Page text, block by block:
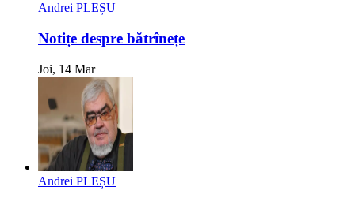
Andrei PLEȘU
Notițe despre bătrînețe
Joi, 14 Mar
Andrei PLEȘU